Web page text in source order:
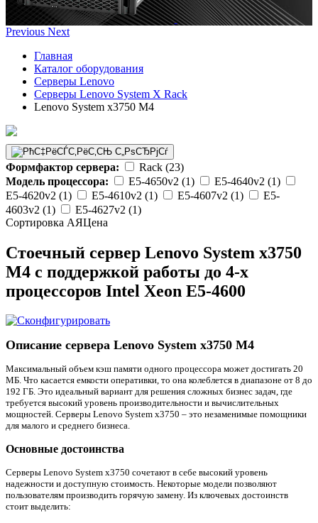
Previous Next
Главная
Каталог оборудования
Серверы Lenovo
Серверы Lenovo System X Rack
Lenovo System x3750 M4
Формфактор сервера:
Rack (23)
Модель процессора:
E5-4650v2 (1)
E5-4640v2 (1)
E5-4620v2 (1)
E5-4610v2 (1) E5-4607v2 (1)
E5-
4603v2 (1)
E5-4627v2 (1)
Сортировка АЯЦенa
Стоечный сервер Lenovo System x3750
M4 с поддержкой работы до 4-х
процессоров Intel Xeon E5-4600
Описание сервера Lenovo System x3750 M4
Максимальный объем кэш памяти одного процессора может достигать 20
МБ. Что касается емкости оперативки, то она колеблется в диапазоне от 8 до
192 ГБ. Это идеальный вариант для решения сложных бизнес задач, где
требуется высокий уровень производительности и вычислительных
мощностей. Серверы Lenovo System x3750 – это незаменимые помощники
для малого и среднего бизнеса.
Основные достоинства
Серверы Lenovo System x3750 сочетают в себе высокий уровень
надежности и доступную стоимость. Некоторые модели позволяют
пользователям производить горячую замену. Из ключевых достоинств
стоит выделить: